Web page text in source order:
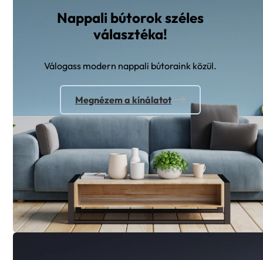
Nappali bútorok széles
választéka!
Válogass modern nappali bútoraink közül.
Megnézem a kínálatot